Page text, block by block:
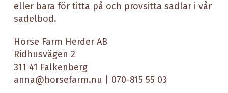
eller bara för titta på och provsitta sadlar i vår
sadelbod.
Horse Farm Herder AB
Ridhusvägen 2
311 41 Falkenberg
anna@horsefarm.nu | 070-815 55 03